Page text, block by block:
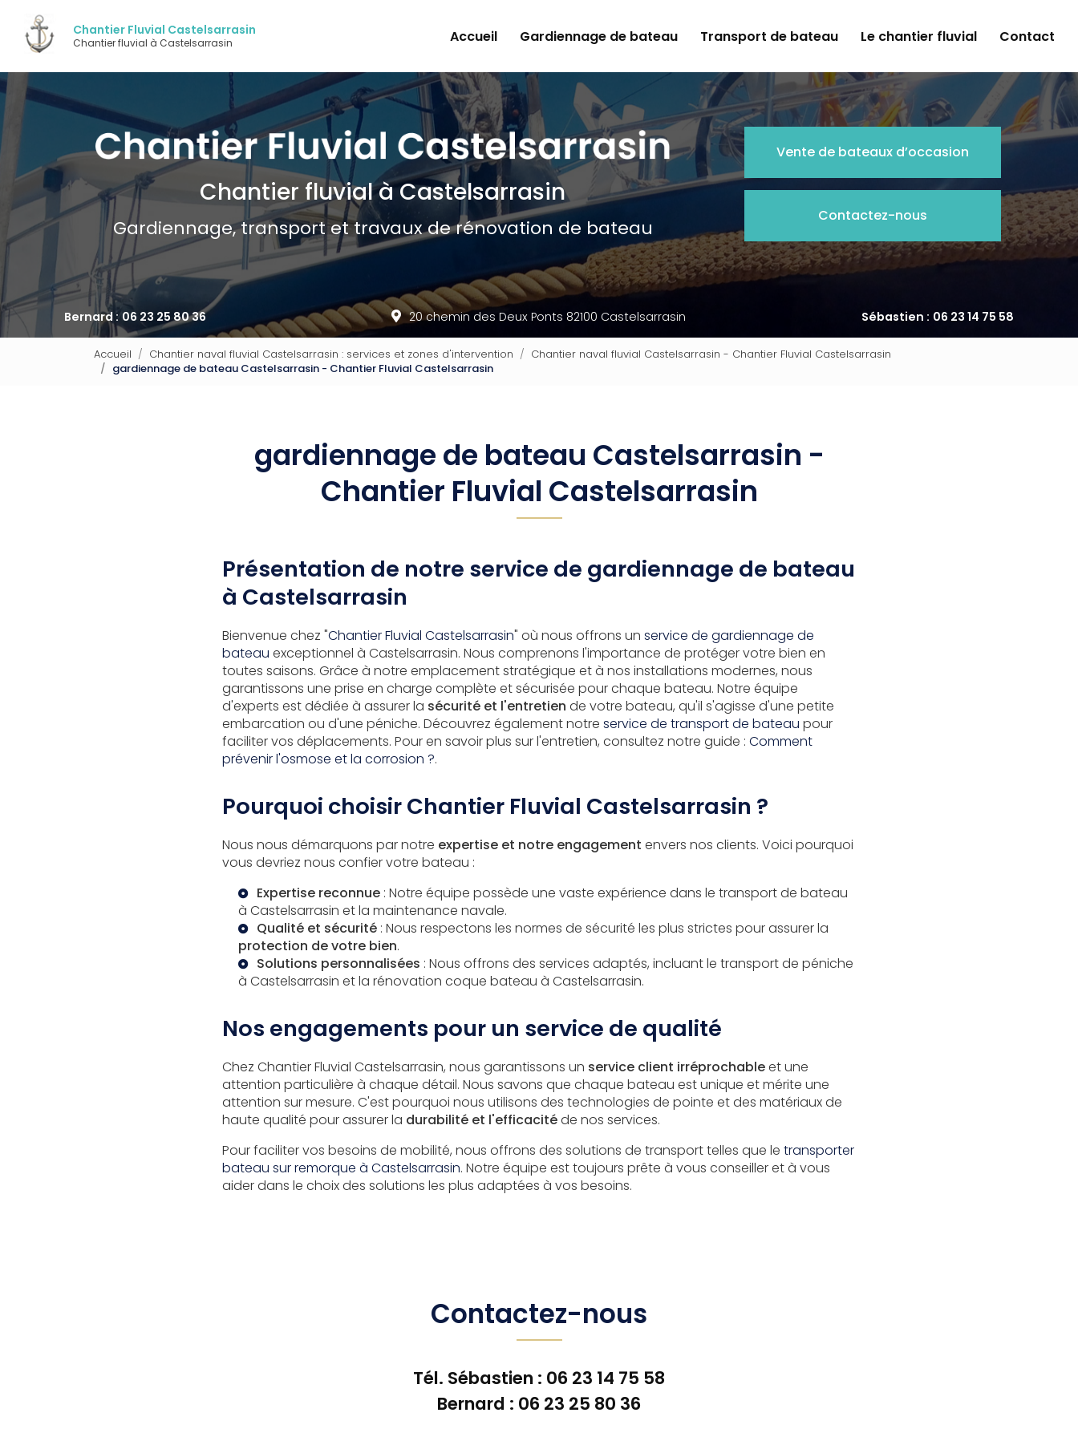
contenu
Chantier Fluvial Castelsarrasin
Chantier fluvial à Castelsarrasin
Accueil
Gardiennage de bateau Transport de bateau Le chantier fluvial Contact
Chantier fluvialà Castelsarrasin
Gardiennage, transport et travaux de rénovation de bateau
Vente de bateaux d’occasion
Contactez-nous
Bernard : 06 23 25 80 36 Sébastien : 06 23 14 75 58
20 chemin des Deux Ponts 82100 Castelsarrasin
Accueil Chantier naval fluvial Castelsarrasin : services et zones d'intervention
Chantier naval fluvial Castelsarrasin - Chantier Fluvial Castelsarrasin
gardiennage de bateau Castelsarrasin - Chantier Fluvial Castelsarrasin
gardiennage de bateau Castelsarrasin -
Chantier Fluvial Castelsarrasin
Présentation de notre service de gardiennage de bateau
à Castelsarrasin
Bienvenue chez "Chantier Fluvial Castelsarrasin" où nous offrons un service de gardiennage de
bateau exceptionnel à Castelsarrasin. Nous comprenons l'importance de protéger votre bien en
toutes saisons. Grâce à notre emplacement stratégique et à nos installations modernes, nous
garantissons une prise en charge complète et sécurisée pour chaque bateau. Notre équipe
d'experts est dédiée à assurer la sécurité et l'entretien de votre bateau, qu'il s'agisse d'une petite
embarcation ou d'une péniche. Découvrez également notre service de transport de bateau pour
faciliter vos déplacements. Pour en savoir plus sur l'entretien, consultez notre guide : Comment
prévenir l'osmose et la corrosion ?.
Pourquoi choisir Chantier Fluvial Castelsarrasin ?
Nous nous démarquons par notre expertise et notre engagement envers nos clients. Voici pourquoi
vous devriez nous confier votre bateau :
Expertise reconnue : Notre équipe possède une vaste expérience dans le transport de bateau
à Castelsarrasin et la maintenance navale.
Qualité et sécurité : Nous respectons les normes de sécurité les plus strictes pour assurer la
protection de votre bien.
Solutions personnalisées : Nous offrons des services adaptés, incluant le transport de péniche
à Castelsarrasin et la rénovation coque bateau à Castelsarrasin.
Nos engagements pour un service de qualité
Chez Chantier Fluvial Castelsarrasin, nous garantissons un service client irréprochableet une
attention particulière à chaque détail. Nous savons que chaque bateau est unique et mérite une
attention sur mesure. C'est pourquoi nous utilisons des technologies de pointe et des matériaux de
haute qualité pour assurer la durabilité et l'efficacitéde nos services.
Pour faciliter vos besoins de mobilité, nous offrons des solutions de transport telles que le transporter
bateau sur remorque à Castelsarrasin. Notre équipe est toujours prête à vous conseiller et à vous
aider dans le choix des solutions les plus adaptées à vos besoins.
Contactez-nous
Tél. Sébastien : 06 23 14 75 58
Bernard : 06 23 25 80 36